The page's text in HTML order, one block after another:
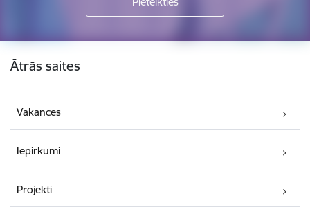
Kājene
Ātrās saites
Vakances
Iepirkumi
Projekti